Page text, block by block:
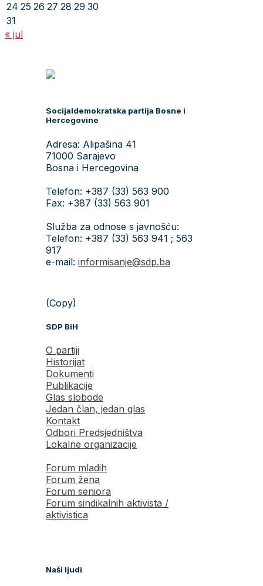
24 25 26 27 28 29 30
31
« jul
Socijaldemokratska partija Bosne i
Hercegovine
Adresa: Alipašina 41
71000 Sarajevo
Bosna i Hercegovina
Telefon: +387 (33) 563 900
Fax: +387 (33) 563 901
Služba za odnose s javnošću:
Telefon: +387 (33) 563 941 ; 563
917
e-mail: informisanje@sdp.ba
(Copy)
SDP BiH
O partiji
Historijat
Dokumenti
Publikacije
Glas slobode
Jedan član, jedan glas
Kontakt
Odbori Predsjedništva
Lokalne organizacije
Forum mladih
Forum žena
Forum seniora
Forum sindikalnih aktivista /
aktivistica
Naši ljudi